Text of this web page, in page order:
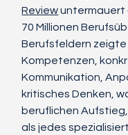
Review untermauert
70 Millionen
Berufsfeldern zeigte
Kompetenzen,
Kommunikation,
kritisches Denken,
beruflichen
als jedes